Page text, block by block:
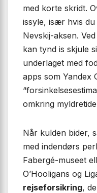
med korte skridt.
issyle, især hvis
Nevskij-aksen.
kan tynd is skjule
underlaget med
apps som Yandex
omkring
Når kulden bider,
med indendørs
Fabergé-museet
O’Hooligans og
rejseforsikring,